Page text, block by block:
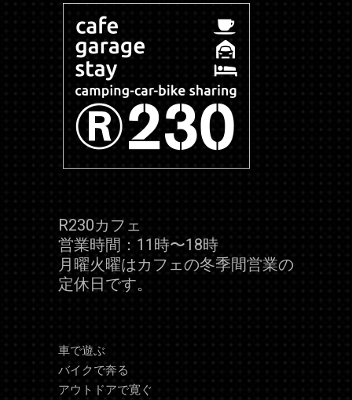
R230カフェ
営業時間：11時〜18時
月曜火曜はカフェの冬季間営業の
定休日です。
車で遊ぶ
バイクで奔る
アウトドアで寛ぐ